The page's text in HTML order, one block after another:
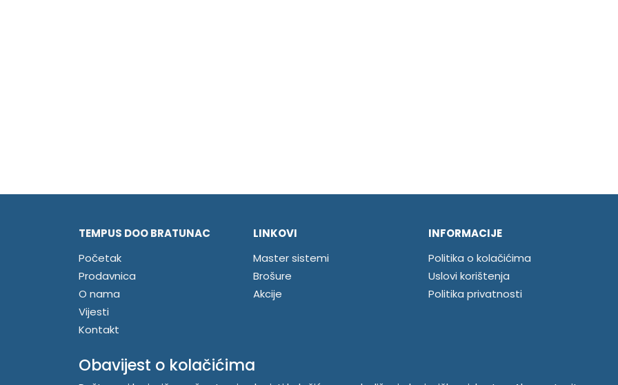
TEMPUS DOO BRATUNAC
Početak
Prodavnica
O nama
Vijesti
Kontakt
Prijavite se
LINKOVI
Master sistemi
Brošure
Akcije
INFORMACIJE
Politika o kolačićima
Uslovi korištenja
Politika privatnosti
Obavijest o kolačićima